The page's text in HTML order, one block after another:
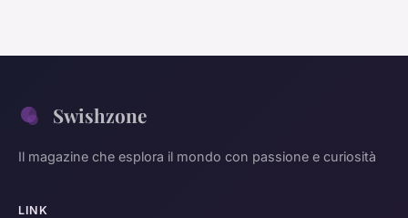
Swishzone
Il magazine che esplora il mondo con passione e curiosità
LINK